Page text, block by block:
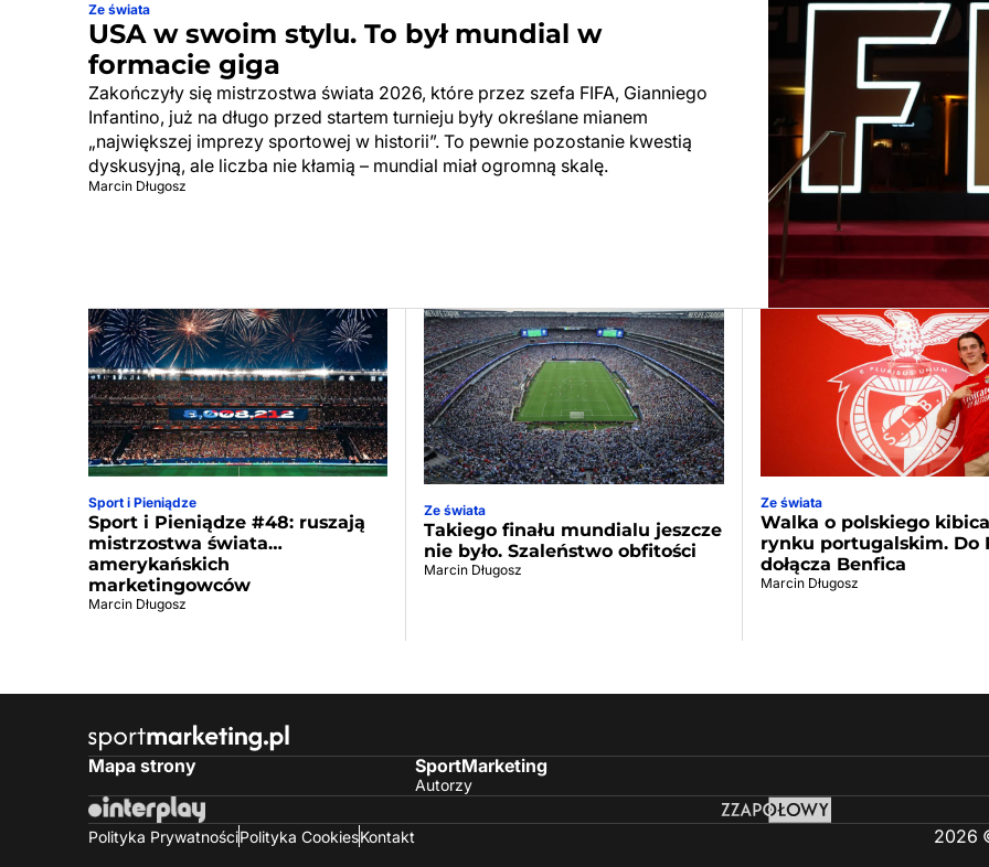
Ze świata
USA w swoim stylu. To był mundial w
formacie giga
Zakończyły się mistrzostwa świata 2026, które przez szefa FIFA, Gianniego
Infantino, już na długo przed startem turnieju były określane mianem
„największej imprezy sportowej w historii”. To pewnie pozostanie kwestią
dyskusyjną, ale liczba nie kłamią – mundial miał ogromną skalę.
Marcin Długosz
Sport i Pieniądze
Sport i Pieniądze #48: ruszają
mistrzostwa świata…
amerykańskich
marketingowców
Marcin Długosz
Ze świata
Takiego finału mundialu jeszcze
nie było. Szaleństwo obfitości
Marcin Długosz
Ze świata
Walka o polskiego
rynku portugalskim. Do
dołącza Benfica
Marcin Długosz
Mapa strony SportMarketing
Autorzy
Polityka PrywatnościPolityka CookiesKontakt 2026